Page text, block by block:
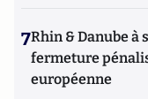
7Rhin & Danube à
fermeture
européenne